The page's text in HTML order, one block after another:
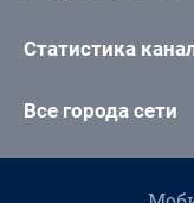
Статистика
Все города сети